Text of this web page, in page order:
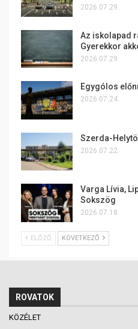
2026.07.29.
Az iskolapad
Gyerekkor
2026.07.29.
Egygólos
2026.07.24.
Szerda-
2026.07.22.
Varga Lívia,
Sokszög
2026.07.18.
ELŐZŐ KÖVETKEZŐ
ROVATOK
KÖZÉLET